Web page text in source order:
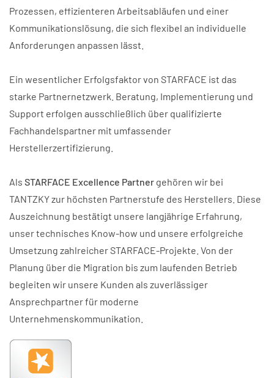
Prozessen, effizienteren Arbeitsabläufen und einer
Kommunikationslösung, die sich flexibel an individuelle
Anforderungen anpassen lässt.
Ein wesentlicher Erfolgsfaktor von STARFACE ist das
starke Partnernetzwerk. Beratung, Implementierung und
Support erfolgen ausschließlich über qualifizierte
Fachhandelspartner mit umfassender
Herstellerzertifizierung.
Als STARFACE Excellence Partner gehören wir bei
TANTZKY zur höchsten Partnerstufe des Herstellers. Diese
Auszeichnung bestätigt unsere langjährige Erfahrung,
unser technisches Know-how und unsere erfolgreiche
Umsetzung zahlreicher STARFACE-Projekte. Von der
Planung über die Migration bis zum laufenden Betrieb
begleiten wir unsere Kunden als zuverlässiger
Ansprechpartner für moderne
Unternehmenskommunikation.